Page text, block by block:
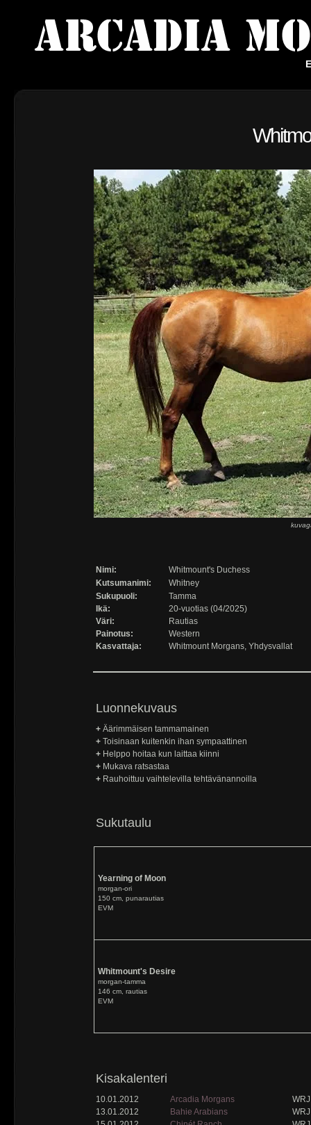
Nimi:
Whitmount's Duchess
Kutsumanimi:
Whitney
Sukupuoli:
Tamma
Ikä:
20-vuotias (04/2025)
Väri:
Rautias
Painotus:
Western
Kasvattaja:
Whitmount Morgans, Yhdysvallat
Luonnekuvaus
+ Äärimmäisen tammamainen
+ Toisinaan kuitenkin ihan sympaattinen
+ Helppo hoitaa kun laittaa kiinni
+ Mukava ratsastaa
+ Rauhoittuu vaihtelevilla tehtävänannoilla
Sukutaulu
Yearning of Moon
morgan-ori
150 cm, punarautias
EVM
Whitmount's Desire
morgan-tamma
146 cm, rautias
EVM
Kisakalenteri
10.01.2012 Arcadia Morgans
WRJ
13.01.2012
Bahie Arabians
WRJ